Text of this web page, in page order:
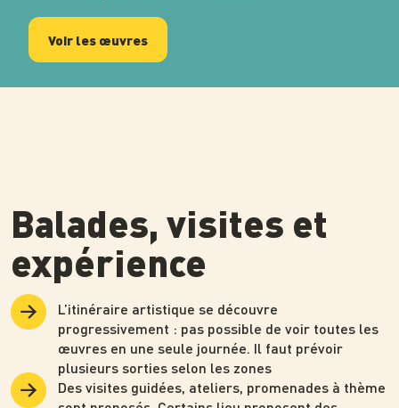
Voir les œuvres
Balades, visites et
expérience
L’itinéraire artistique se découvre
progressivement : pas possible de voir toutes les
œuvres en une seule journée. Il faut prévoir
plusieurs sorties selon les zones
Des visites guidées, ateliers, promenades à thème